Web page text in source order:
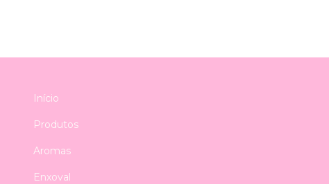
Início
Produtos
Aromas
Enxoval